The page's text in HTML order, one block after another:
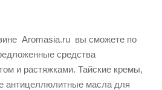
Aromasia.ru вы сможете по
средства
и растяжками. Тайские кремы,
антицеллюлитные масла для